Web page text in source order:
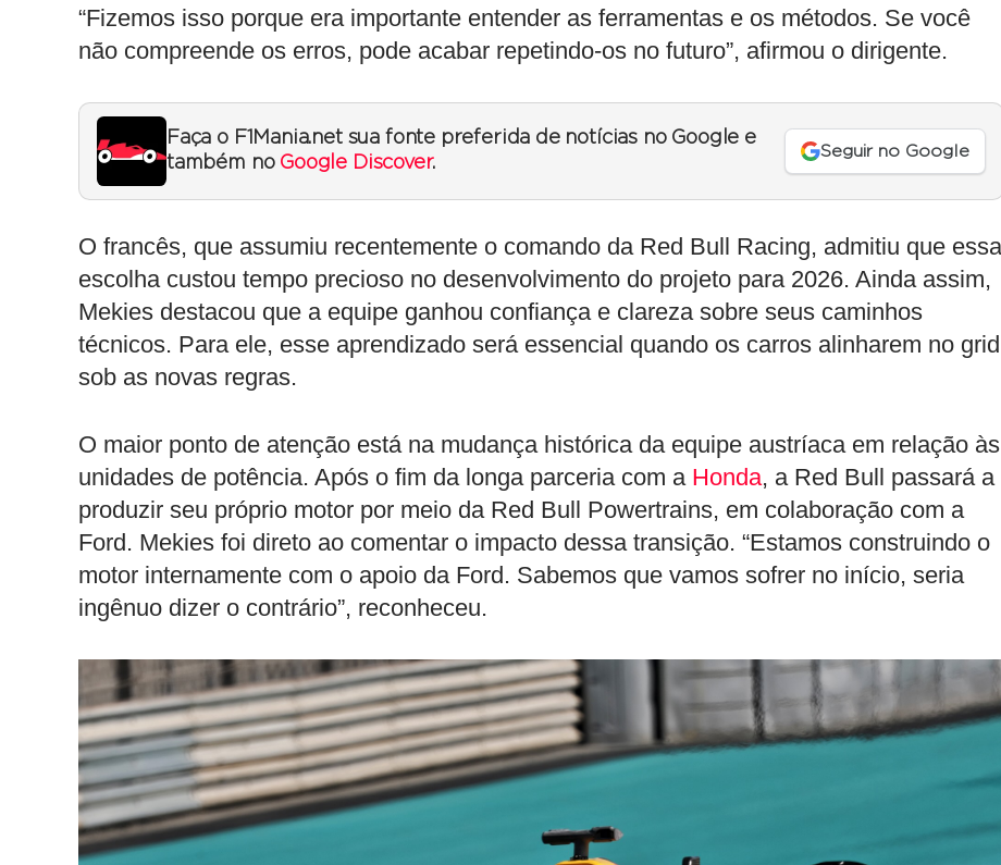
“Fizemos isso porque era importante entender as ferramentas e os métodos. Se você
não compreende os erros, pode acabar repetindo-os no futuro”, afirmou o dirigente.
Faça o F1Mania.net sua fonte preferida de notícias no Google e
também no Google Discover.
Seguir no Google
O francês, que assumiu recentemente o comando da Red Bull Racing, admitiu que essa
escolha custou tempo precioso no desenvolvimento do projeto para 2026. Ainda assim,
Mekies destacou que a equipe ganhou confiança e clareza sobre seus caminhos
técnicos. Para ele, esse aprendizado será essencial quando os carros alinharem no grid
sob as novas regras.
O maior ponto de atenção está na mudança histórica da equipe austríaca em relação às
unidades de potência. Após o fim da longa parceria com a Honda, a Red Bull passará a
produzir seu próprio motor por meio da Red Bull Powertrains, em colaboração com a
Ford. Mekies foi direto ao comentar o impacto dessa transição. “Estamos construindo o
motor internamente com o apoio da Ford. Sabemos que vamos sofrer no início, seria
ingênuo dizer o contrário”, reconheceu.